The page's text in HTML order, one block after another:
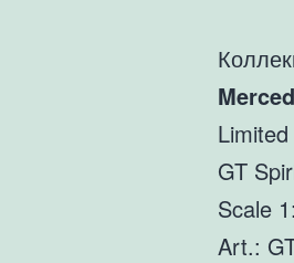
GT
Scale
Art.: